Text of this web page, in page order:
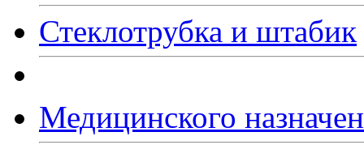
Стеклотрубка и штабик
Медицинского